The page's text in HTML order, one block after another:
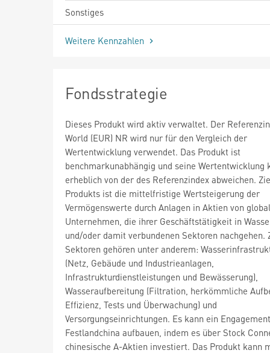
Sonstiges
Weitere Kennzahlen
Fondsstrategie
Dieses Produkt wird aktiv verwaltet. Der
World (EUR) NR wird nur für den Vergleich der
Wertentwicklung verwendet. Das Produkt ist
benchmarkunabhängig und seine Wertentwicklung
erheblich von der des Referenzindex abweichen.
Produkts ist die mittelfristige Wertsteigerung der
Vermögenswerte durch Anlagen in Aktien von
Unternehmen, die ihrer Geschäftstätigkeit in
und/oder damit verbundenen Sektoren nachgehen.
Sektoren gehören unter anderem:
(Netz, Gebäude und Industrieanlagen,
Infrastrukturdienstleistungen und Bewässerung),
Wasseraufbereitung (Filtration, herkömmliche
Effizienz, Tests und Überwachung) und
Versorgungseinrichtungen. Es kann ein
Festlandchina aufbauen, indem es über Stock
chinesische A-Aktien investiert. Das Produkt kann